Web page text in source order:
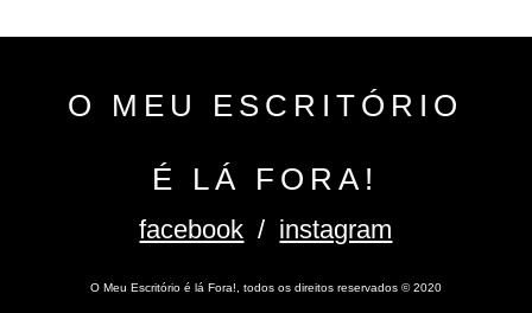
O MEU ESCRITÓRIO
É LÁ FORA!
facebook / instagram
O Meu Escritório é lá Fora!, todos os direitos reservados ©2020